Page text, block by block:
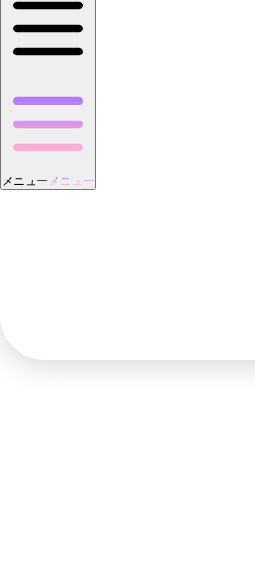
メニュー メニュー